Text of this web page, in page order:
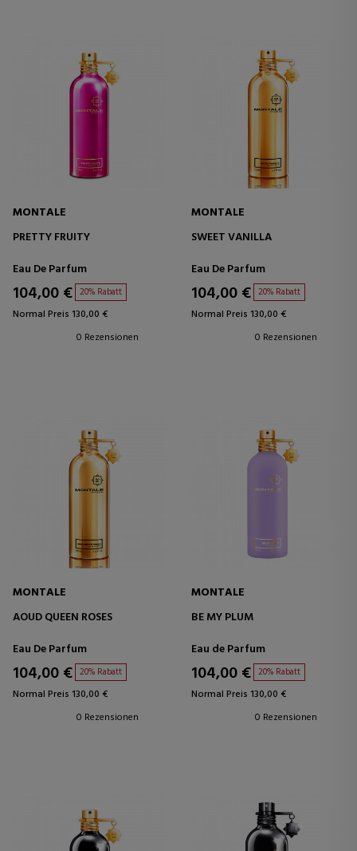
MONTALE
PRETTY FRUITY
Eau De Parfum
104,00 € 20% Rabatt
Normal Preis 130,00 €
0 Rezensionen
MONTALE
SWEET VANILLA
Eau De Parfum
104,00 € 20% Rabatt
Normal Preis 130,00 €
0 Rezensionen
MONTALE
AOUD QUEEN ROSES
Eau De Parfum
104,00 € 20% Rabatt
Normal Preis 130,00 €
0 Rezensionen
MONTALE
BE MY PLUM
Eau de Parfum
104,00 € 20% Rabatt
Normal Preis 130,00 €
0 Rezensionen